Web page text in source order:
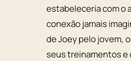
estabeleceria com o
conexão jamais
de Joey pelo jovem,
seus treinamentos e